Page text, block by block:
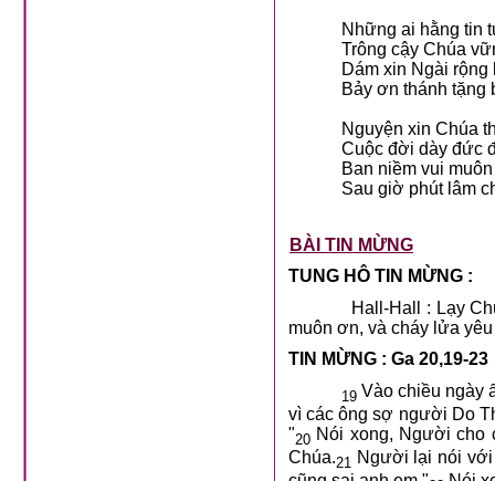
Những ai hằng tin
Trông cậy Chúa
Dám xin Ngài
Bảy ơn thánh tặng
Nguyện xin Chúa
Cuộc đời dày đức
Ban niềm vui
Sau giờ phút lâm
BÀI TIN MỪNG
TUNG HÔ TIN MỪNG :
Hall-Hall : Lạy
muôn ơn, và cháy lửa
TIN MỪNG : Ga 20,19-23
19 Vào chiều ngày
vì các ông sợ người Do
"20 Nói xong, Người cho
Chúa.21
Người lại nói với